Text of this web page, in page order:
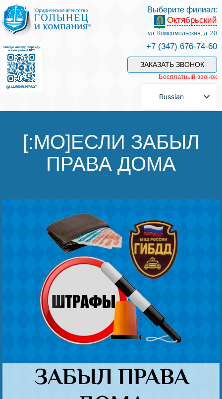
Услуги и наши специалисты
Оплата услуг
Задать вопрос
Отзывы
Наши победы
Видео о нас
Выберите филиал:
Октябрьский
ул. Комсомольская, д. 20
+7 (347) 676-74-60
ЗАКАЗАТЬ ЗВОНОК
Бесплатный звонок
Russian
[:MO]ЕСЛИ ЗАБЫЛ
ПРАВА ДОМА